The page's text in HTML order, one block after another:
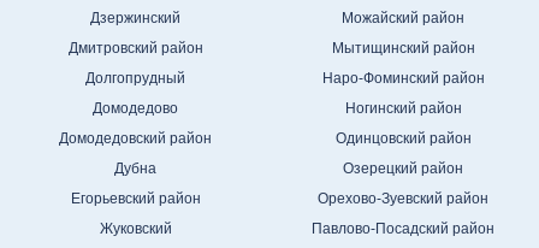
Дзержинский
Дмитровский район
Долгопрудный
Домодедово
Домодедовский район
Дубна
Егорьевский район
Жуковский
Можайский район
Мытищинский район
Наро-Фоминский район
Ногинский район
Одинцовский район
Озерецкий район
Орехово-Зуевский район
Павлово-Посадский район